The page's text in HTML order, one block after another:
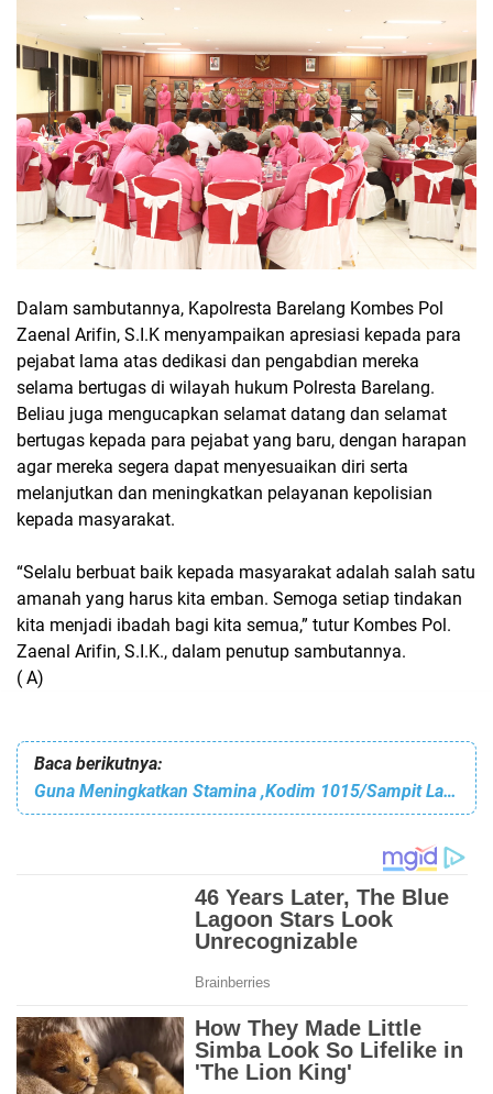
Dalam sambutannya, Kapolresta Barelang Kombes Pol
Zaenal Arifin, S.I.K menyampaikan apresiasi kepada para
pejabat lama atas dedikasi dan pengabdian mereka
selama bertugas di wilayah hukum Polresta Barelang.
Beliau juga mengucapkan selamat datang dan selamat
bertugas kepada para pejabat yang baru, dengan harapan
agar mereka segera dapat menyesuaikan diri serta
melanjutkan dan meningkatkan pelayanan kepolisian
kepada masyarakat.
“Selalu berbuat baik kepada masyarakat adalah salah satu
amanah yang harus kita emban. Semoga setiap tindakan
kita menjadi ibadah bagi kita semua,” tutur Kombes Pol.
Zaenal Arifin, S.I.K., dalam penutup sambutannya.
( A)
Baca berikutnya:
Guna Meningkatkan Stamina ,Kodim 1015/Sampit Laksanakan Olahraga Bersama